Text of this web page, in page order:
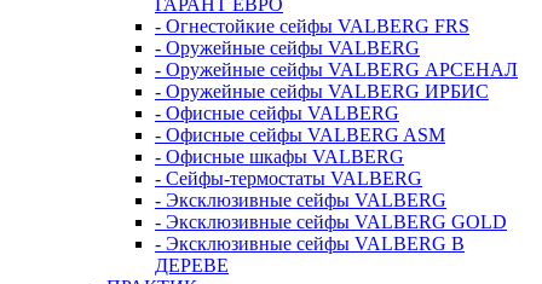
ГАРАНТ ЕВРО
- Огнестойкие сейфы VALBERG FRS
- Оружейные сейфы VALBERG
- Оружейные сейфы VALBERG АРСЕНАЛ
- Оружейные сейфы VALBERG ИРБИС
- Офисные сейфы VALBERG
- Офисные сейфы VALBERG ASM
- Офисные шкафы VALBERG
- Сейфы-термостаты VALBERG
- Эксклюзивные сейфы VALBERG
- Эксклюзивные сейфы VALBERG GOLD
- Эксклюзивные сейфы VALBERG В
ДЕРЕВЕ